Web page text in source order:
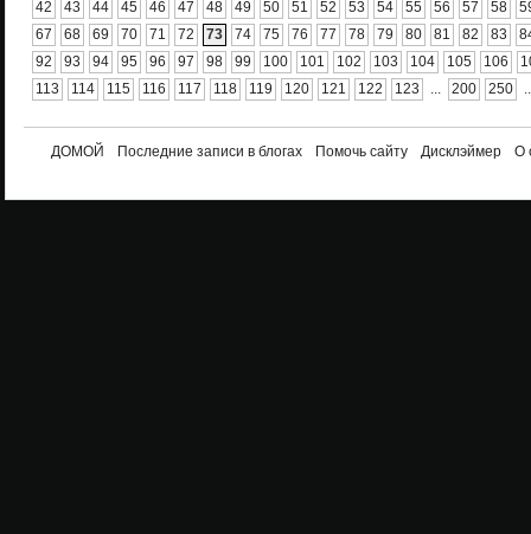
42 43 44 45 46 47 48 49 50 51 52 53 54 55 56 57 58
67
68 69 70 71 72 73 74 75 76 77 78 79 80 81 82 83
92
93 94 95 96 97 98 99 100 101 102 103 104 105 106
113
114 115 116 117 118 119 120 121 122 123 ... 200 250
ДОМОЙ Последние записи в блогах Помочь сайту Дисклэймер О